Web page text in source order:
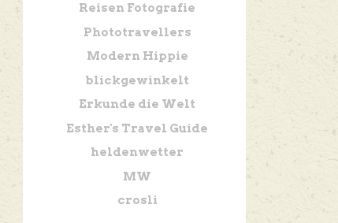
Reisen Fotografie
Phototravellers
Modern Hippie
blickgewinkelt
Erkunde die Welt
Esther's Travel Guide
heldenwetter
MW
crosli